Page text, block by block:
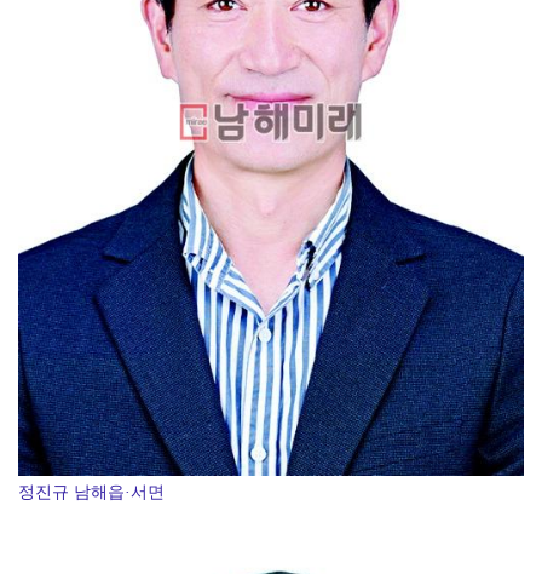
정진규 남해읍·서면